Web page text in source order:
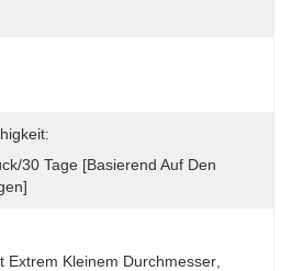
30 Tage [basierend Auf Den
Extrem Kleinem Durchmesser